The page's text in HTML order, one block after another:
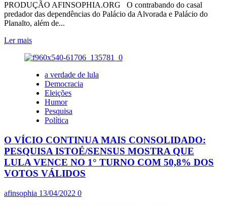
PRODUÇÃO AFINSOPHIA.ORG O contrabando do casal
predador das dependências do Palácio da Alvorada e Palácio do
Planalto, além de...
Ler maisLeia
sobre
QUAEST
MOSTRA
QUE
BOLSONARISTAS
NÃO
DERAM
PELOTA
AO
CRIME
DE
SEU
TUDO
a verdade de lula
Democracia
Eleições
Humor
Pesquisa
Política
O VÍCIO CONTINUA MAIS CONSOLIDADO:
PESQUISA ISTOÉ/SENSUS MOSTRA QUE
LULA VENCE NO 1° TURNO COM 50,8% DOS
VOTOS VÁLIDOS
afinsophia 13/04/2022 0